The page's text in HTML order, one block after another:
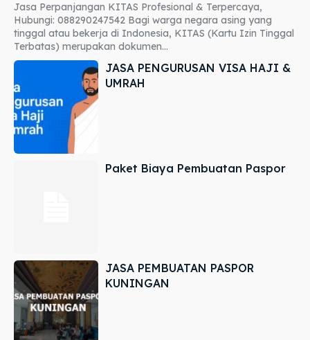
Jasa Perpanjangan KITAS Profesional & Terpercaya,
Hubungi: 088290247542 Bagi warga negara asing yang
tinggal atau bekerja di Indonesia, KITAS (Kartu Izin Tinggal
Terbatas) merupakan dokumen...
JASA PENGURUSAN VISA HAJI &
UMRAH
Paket Biaya Pembuatan Paspor
JASA PEMBUATAN PASPOR
KUNINGAN